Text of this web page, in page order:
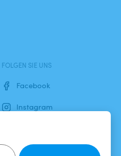
FOLGEN SIE UNS
Facebook
Instagram